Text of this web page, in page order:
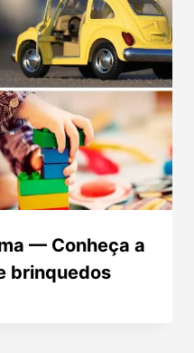
— Conheça a
brinquedos